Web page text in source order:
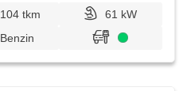
104 tkm
61 kW
Benzin